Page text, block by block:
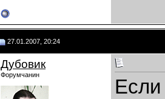
27.01.2007, 20:24
Дубовик
Форумчанин